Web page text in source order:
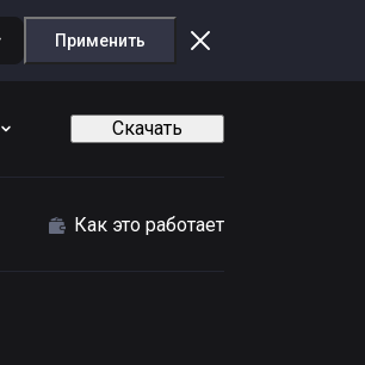
Применить
Скачать
Как это работает